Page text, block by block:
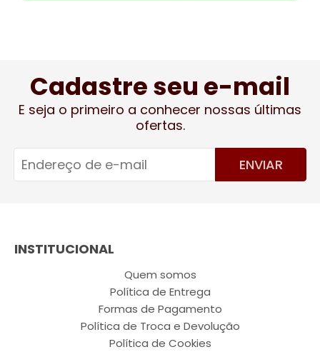
Cadastre seu e-mail
E seja o primeiro a conhecer nossas últimas
ofertas.
ENVIAR
INSTITUCIONAL
Quem somos
Política de Entrega
Formas de Pagamento
Política de Troca e Devolução
Política de Cookies